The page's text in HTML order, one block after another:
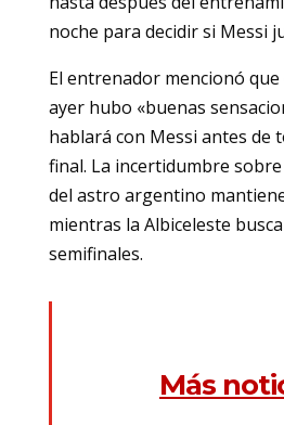
noche para decidir si Messi
El entrenador mencionó que
ayer hubo «buenas
hablará con Messi antes de
final. La incertidumbre
del astro argentino
mientras la Albiceleste
semifinales.
Más